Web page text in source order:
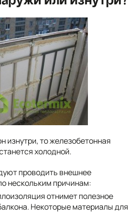
изнутри, то железобетонная
холодной.
проводить внешнее
нескольким причинам:
отнимет полезное
Некоторые материалы для